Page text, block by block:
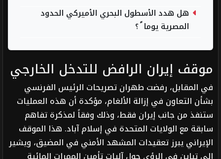
هل هدد الأسطول البحري الأميركي الحدود
المصرية يوما ً ؟
موقف إيران الرافض للتدخل الخارجي
في المقابل، رفضت طهران تصريحات الرئيس الفرنسي
بشأن التعاون في إزالة الألغام، مؤكدة أن هذه العمليات
ستنفذ من جانب إيران فقط، وذلك وفقاً لمذكرة تفاهم
سابقة مع الولايات المتحدة في إسلام آباد. هذا الموقف
الإيراني يبرز تعقيدات المشهد الأمني في المضيق، ويشير